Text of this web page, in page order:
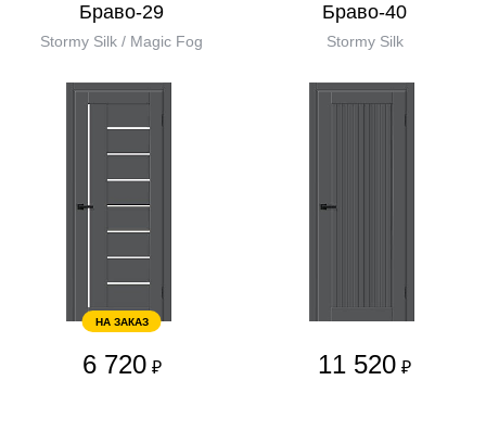
Браво-29
Stormy Silk / Magic Fog
НА ЗАКАЗ
6 720 ₽
Браво-40
Stormy Silk
11 520 ₽